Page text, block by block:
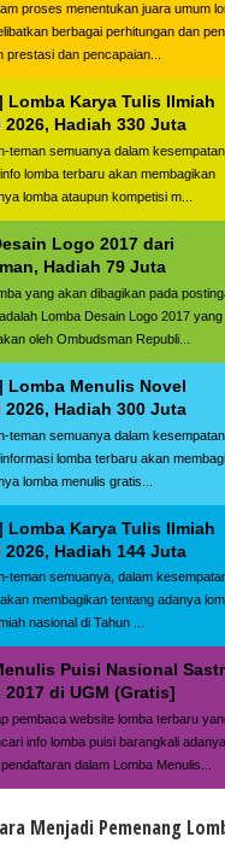
proses menentukan juara umum
berbagai perhitungan dan
prestasi dan pencapaian...
Lomba Karya Tulis Ilmiah
2026, Hadiah 330 Juta
teman semuanya dalam
lomba terbaru akan membagikan
lomba ataupun kompetisi m...
Logo 2017 dari
Hadiah 79 Juta
yang akan dibagikan pada
Lomba Desain Logo 2017 yang
oleh Ombudsman Republi...
Lomba Menulis Novel
2026, Hadiah 300 Juta
teman semuanya dalam
lomba terbaru akan
lomba menulis gratis...
Lomba Karya Tulis Ilmiah
2026, Hadiah 144 Juta
teman semuanya, dalam
membagikan tentang adanya
nasional di Tahun ...
Puisi Nasional
2017 di UGM (Gratis]
pembaca website lomba terbaru
info lomba puisi barangkali adanya
dalam Lomba Menulis...
Menjadi Pemenang